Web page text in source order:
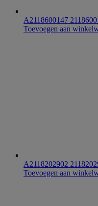
A2118600147
Toevoegen aan
A2118202902
Toevoegen aan